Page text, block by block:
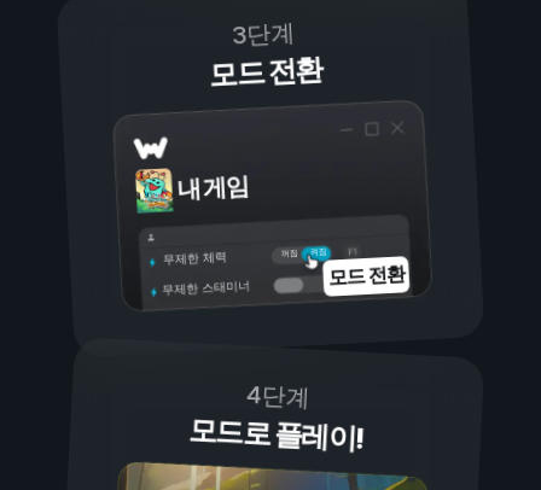
3단계
모드 전환
내 게임
켜짐
꺼짐
무제한 체력
무제한 스태미너 모드 전환
4단계
모드로 플레이!